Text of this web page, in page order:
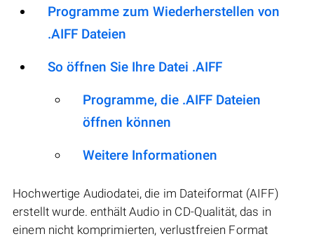
Programme zum Wiederherstellen von
.AIFF Dateien
So öffnen Sie Ihre Datei .AIFF
Programme, die .AIFF Dateien
öffnen können
Weitere Informationen
Hochwertige Audiodatei, die im Dateiformat (AIFF)
erstellt wurde. enthält Audio in CD-Qualität, das in
einem nicht komprimierten, verlustfreien Format